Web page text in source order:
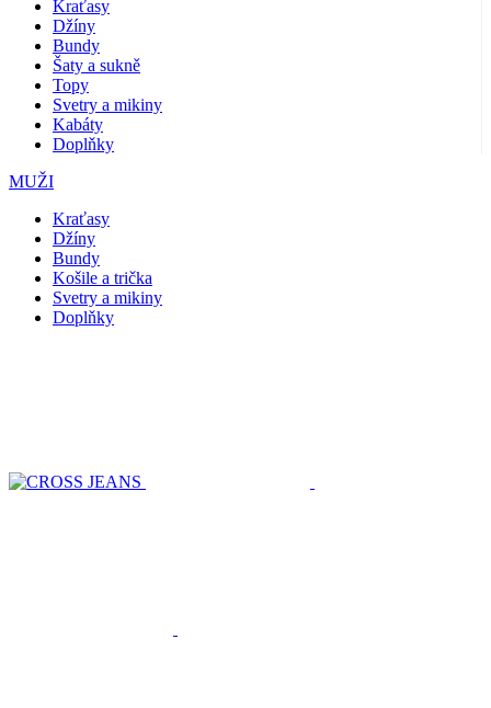
Kraťasy
Džíny
Bundy
Šaty a sukně
Topy
Svetry a mikiny
Kabáty
Doplňky
MUŽI
Kraťasy
Džíny
Bundy
Košile a trička
Svetry a mikiny
Doplňky